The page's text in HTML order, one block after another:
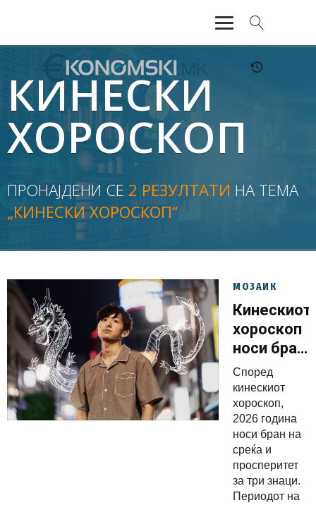
АКТУЕЛНО
ЕКОНОМИЈА
ФИНАНСИИ
БАНКАРСТВО
ЖИВОТ
МОЗАИК
КИНЕСКИ
ХОРОСКОП
ПРОНАЈДЕНИ СЕ 2 РЕЗУЛТАТИ НА ТЕМА
„КИНЕСКИ ХОРОСКОП“
МОЗАИК
Кинескиот
хороскоп
носи бран
среќа за 3
знаци:
за кои
сонувале
доаѓаат
Според
кинескиот
хороскоп,
2026 година
носи бран на
среќа и
просперитет
за три знаци.
Периодот на